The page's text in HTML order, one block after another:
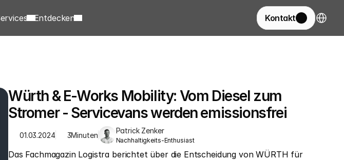
Entdecken Kontakt Select
Würth & E-Works Mobility: Vom Diesel zum
Stromer - Servicevans werden emissionsfrei
01.03.2024 3Minuten
Patrick Zenker
Nachhaltigkeits-Enthusiast
Das Fachmagazin Logistra berichtet über die Entscheidung von WÜRTH für